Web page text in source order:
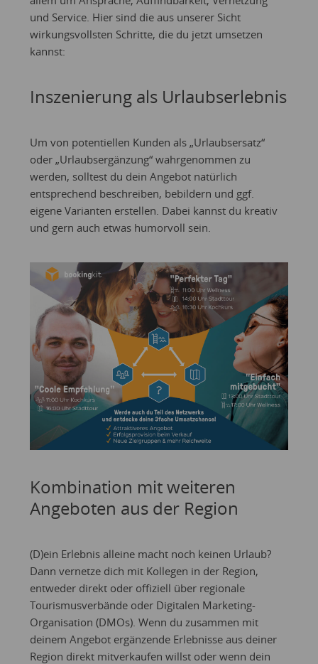
und Service. Hier sind die aus unserer Sicht
wirkungsvollsten Schritte, die du jetzt umsetzen
kannst:
Inszenierung als Urlaubserlebnis
Um von potentiellen Kunden als „Urlaubsersatz“
oder „Urlaubsergänzung“ wahrgenommen zu
werden, solltest du dein Angebot natürlich
entsprechend beschreiben, bebildern und ggf.
eigene Varianten erstellen. Dabei kannst du kreativ
und gern auch etwas humorvoll sein.
Kombination mit weiteren
Angeboten aus der Region
(D)ein Erlebnis alleine macht noch keinen Urlaub?
Dann vernetze dich mit Kollegen in der Region,
entweder direkt oder offiziell über regionale
Tourismusverbände oder Digitalen Marketing-
Organisation (DMOs). Wenn du zusammen mit
deinem Angebot ergänzende Erlebnisse aus deiner
Region direkt mitverkaufen willst oder wenn dein